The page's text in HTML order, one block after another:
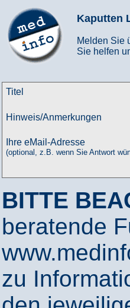
Kaputten
Melden Sie
Sie helfen
Titel
Hinweis/Anmerkungen
Ihre eMail-Adresse
(optional, z.B. wenn Sie Antwort
BITTE
beratende
zu